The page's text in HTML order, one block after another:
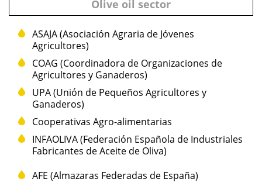
Olive oil sector
ASAJA (Asociación Agraria de Jóvenes
Agricultores)
COAG (Coordinadora de Organizaciones de
Agricultores y Ganaderos)
UPA (Unión de Pequeños Agricultores y
Ganaderos)
Cooperativas Agro-alimentarias
INFAOLIVA (Federación Española de Industriales
Fabricantes de Aceite de Oliva)
AFE (Almazaras Federadas de España)